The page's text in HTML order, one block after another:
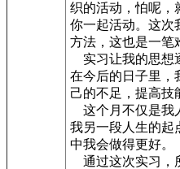
织的活动，怕呢，
你一起活动。这次
方法，这也是一笔
实习让我的思想
在今后的日子里，
己的不足，提高技
这个月不仅是我
我另一段人生的起
中我会做得更好。
通过这次实习，